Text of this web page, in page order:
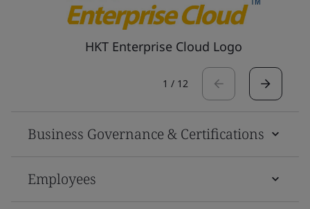
HKT Enterprise Cloud Logo
1 / 12
Business Governance & Certifications
Employees